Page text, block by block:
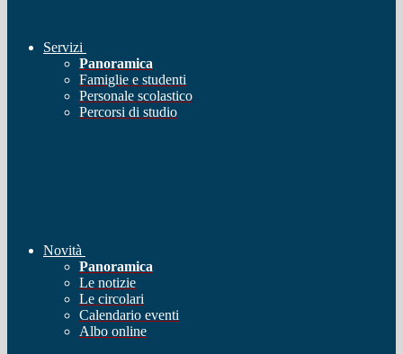
Servizi
Panoramica
Famiglie e studenti
Personale scolastico
Percorsi di studio
Novità
Panoramica
Le notizie
Le circolari
Calendario eventi
Albo online